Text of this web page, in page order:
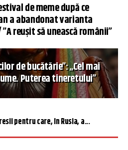
de meme după ce
a abandonat varianta
reușit să unească românii”
de bucătărie”: „Cel mai
Puterea tineretului”
pentru care, în Rusia, a...